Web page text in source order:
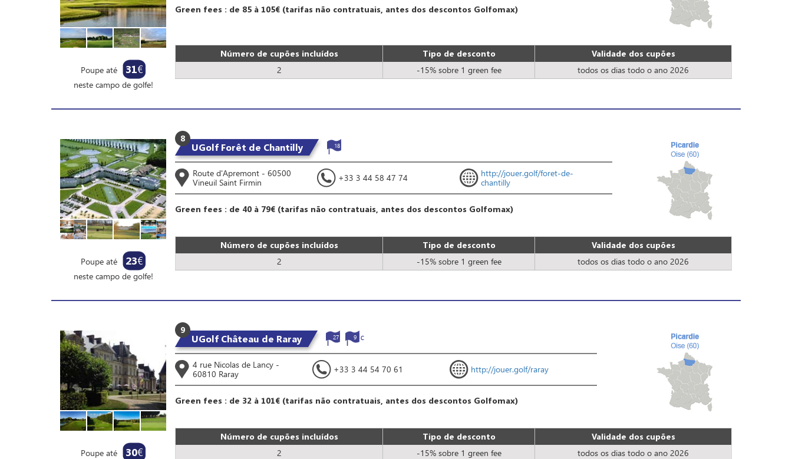
Poupe até 31€
neste campo de golfe!
Green fees : de 85 à 105€ (tarifas não contratuais, antes dos descontos Golfomax)
Número de cupões incluídos Tipo de desconto
Validade dos cupões
2
-15% sobre 1 green fee todos os dias todo o ano 2026
Poupe até 23€
neste campo de golfe!
8
UGolf Forêt de Chantilly 18
Route d'Apremont - 60500
Vineuil Saint Firmin
+33 3 44 58 47 74
http://jouer.golf/foret-de-
chantilly
Green fees : de 40 à 79€ (tarifas não contratuais, antes dos descontos Golfomax)
Número de cupões incluídos Tipo de desconto
Validade dos cupões
2
-15% sobre 1 green fee todos os dias todo o ano 2026
Poupe até 30€
9
UGolf Château de Raray 27 9
4 rue Nicolas de Lancy -
60810 Raray
+33 3 44 54 70 61 http://jouer.golf/raray
Green fees : de 32 à 101€ (tarifas não contratuais, antes dos descontos Golfomax)
Número de cupões incluídos Tipo de desconto
Validade dos cupões
2
-15% sobre 1 green fee todos os dias todo o ano 2026